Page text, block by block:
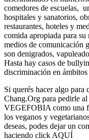
comedores de escuelas,
hospitales y sanatorios,
restaurantes, hoteles y
comida apropiada para
medios de comunicación
son denigrados,
Hasta hay casos de
discriminación en ámbitos
Si querés hacer algo para
Chang.Org para pedirle al
VEGEFOBIA como una
los veganos y
deseas, podes dejar un
haciendo click AQUÍ